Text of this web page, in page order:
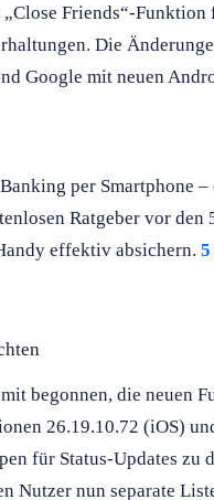
Friends“-Funktion
Die
Google mit neuen
per Smartphone –
Ratgeber vor den
effektiv absichern.
begonnen, die neuen
26.19.10.72 (iOS)
für Status-Updates zu
Nutzer nun separate